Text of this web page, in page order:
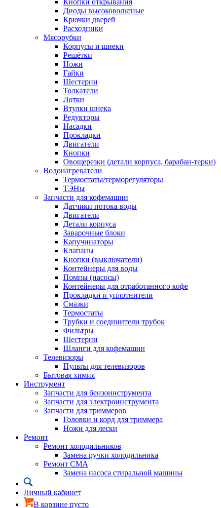
Кнопки открывания
Диоды высоковольтные
Крючки дверей
Расходники
Мясорубки
Корпусы и шнеки
Решётки
Ножи
Гайки
Шестерни
Толкатели
Лотки
Втулки шнека
Редукторы
Насадки
Прокладки
Двигатели
Кнопки
Овощерезки (детали корпуса, барабан-терки)
Водонагреватели
Термостаты/терморегуляторы
ТЭНы
Запчасти для кофемашин
Датчики потока воды
Двигатели
Детали корпуса
Заварочные блоки
Капучинаторы
Клапаны
Кнопки (выключатели)
Контейнеры для воды
Помпы (насосы)
Контейнеры для отработанного кофе
Прокладки и уплотнители
Смазки
Термостаты
Трубки и соединители трубок
Фильтры
Шестерни
Шланги для кофемашин
Телевизоры
Пульты для телевизоров
Бытовая химия
Инструмент
Запчасти для бензоинструмента
Запчасти для электроинструмента
Запчасти для триммеров
Головки и корд для триммера
Ножи для лески
Ремонт
Ремонт холодильников
Замена ручки холодильника
Ремонт СМА
Замена насоса стиральной машины
Личный кабинет
В корзине пусто